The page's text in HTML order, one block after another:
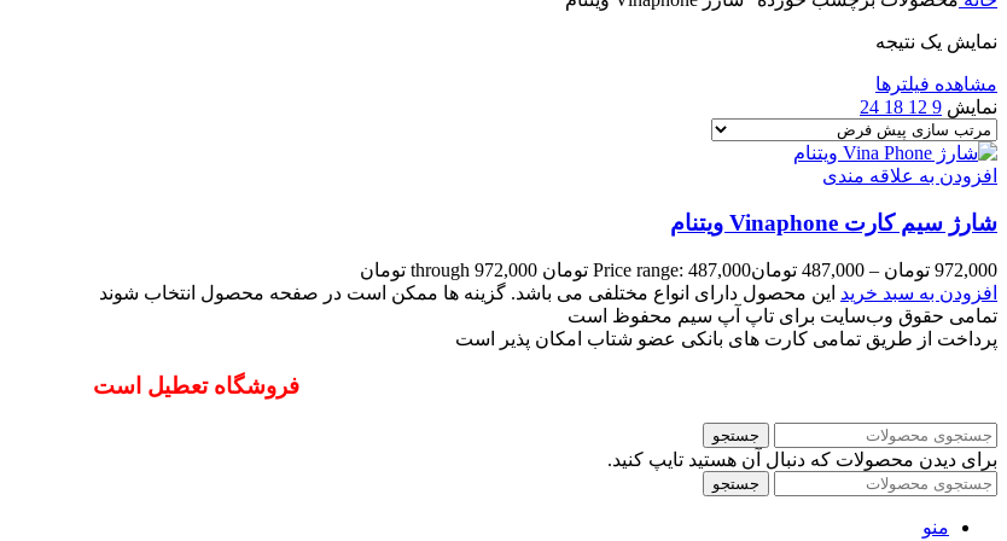
نمایش یک نتیجه
مشاهده فیلترها
نمایش 9
12
18
24
افزودن به علاقه مندی
شارژ سیم کارت Vinaphone ویتنام
972,000 تومان –
487,000 تومانPrice range: 487,000 تومان through 972,000 تومان
افزودن به سبد خرید این محصول دارای انواع مختلفی می باشد. گزینه ها ممکن است در صفحه محصول انتخاب شوند
تمامی حقوق وب‌سایت برای تاپ آپ سیم محفوظ است
پرداخت از طریق تمامی کارت های بانکی عضو شتاب امکان پذیر است
فروشگاه تعطیل است
جستجو
برای دیدن محصولات که دنبال آن هستید تایپ کنید.
جستجو
منو